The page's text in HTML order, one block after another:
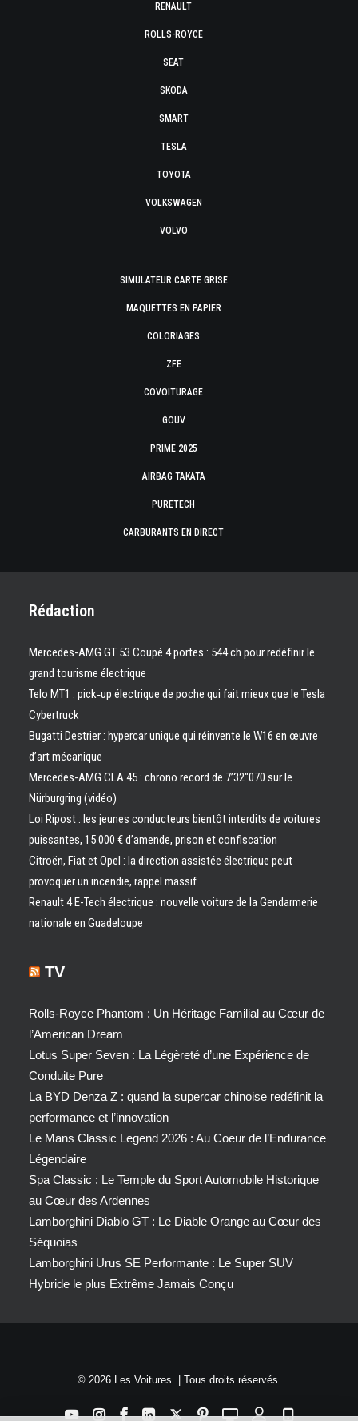
RENAULT
ROLLS-ROYCE
SEAT
SKODA
SMART
TESLA
TOYOTA
VOLKSWAGEN
VOLVO
SIMULATEUR CARTE GRISE
MAQUETTES EN PAPIER
COLORIAGES
ZFE
COVOITURAGE
GOUV
PRIME 2025
AIRBAG TAKATA
PURETECH
CARBURANTS EN DIRECT
Rédaction
Mercedes-AMG GT 53 Coupé 4 portes : 544 ch pour redéfinir le
grand tourisme électrique
Telo MT1 : pick‑up électrique de poche qui fait mieux que le Tesla
Cybertruck
Bugatti Destrier : hypercar unique qui réinvente le W16 en œuvre
d’art mécanique
Mercedes-AMG CLA 45 : chrono record de 7’32″070 sur le
Nürburgring (vidéo)
Loi Ripost : les jeunes conducteurs bientôt interdits de voitures
puissantes, 15 000 € d’amende, prison et confiscation
Citroën, Fiat et Opel : la direction assistée électrique peut
provoquer un incendie, rappel massif
Renault 4 E-Tech électrique : nouvelle voiture de la Gendarmerie
nationale en Guadeloupe
TV
Rolls-Royce Phantom : Un Héritage Familial au Cœur de
l’American Dream
Lotus Super Seven : La Légèreté d’une Expérience de
Conduite Pure
La BYD Denza Z : quand la supercar chinoise redéfinit la
performance et l’innovation
Le Mans Classic Legend 2026 : Au Coeur de l’Endurance
Légendaire
Spa Classic : Le Temple du Sport Automobile Historique
au Cœur des Ardennes
Lamborghini Diablo GT : Le Diable Orange au Cœur des
Séquoias
Lamborghini Urus SE Performante : Le Super SUV
Hybride le plus Extrême Jamais Conçu
© 2026 Les Voitures. | Tous droits réservés.